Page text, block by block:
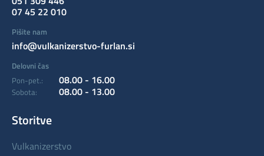
07 45 22 010
Pišite nam
info@vulkanizerstvo-furlan.si
Delovni čas
Pon-pet.:
08.00 - 16.00
Sobota: 08.00 - 13.00
Storitve
vulkanizerstvo